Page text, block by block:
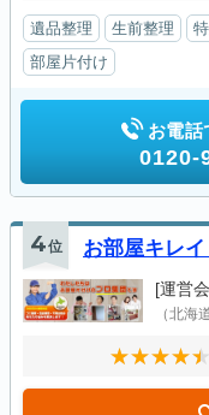
遺品整理 生前整理
部屋片付け
お電話
0120-
4位 お部屋キレ
[運営
（北海